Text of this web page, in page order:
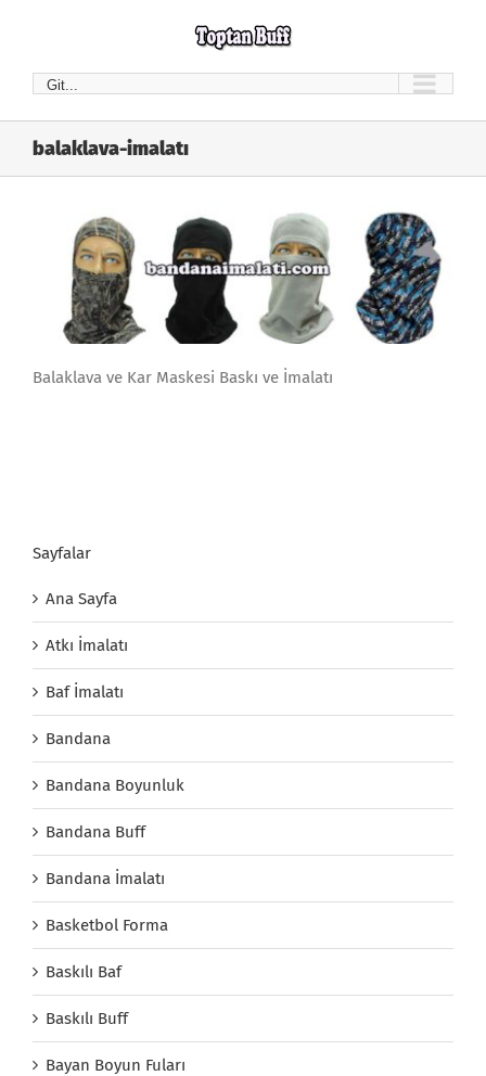
Git...
balaklava-imalatı
Balaklava ve Kar Maskesi Baskı ve İmalatı
Sayfalar
Ana Sayfa
Atkı İmalatı
Baf İmalatı
Bandana
Bandana Boyunluk
Bandana Buff
Bandana İmalatı
Basketbol Forma
Baskılı Baf
Baskılı Buff
Bayan Boyun Fuları